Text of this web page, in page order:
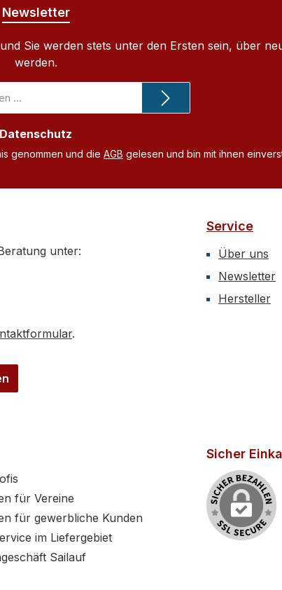
Newsletter
Sie werden stets unter den Ersten sein, über
werden.
Datenschutz
genommen und die AGB gelesen und bin mit ihnen
unter:
.
Service
Über uns
Newsletter
Hersteller
für Vereine
für gewerbliche Kunden
im Liefergebiet
Sailauf
Sicher